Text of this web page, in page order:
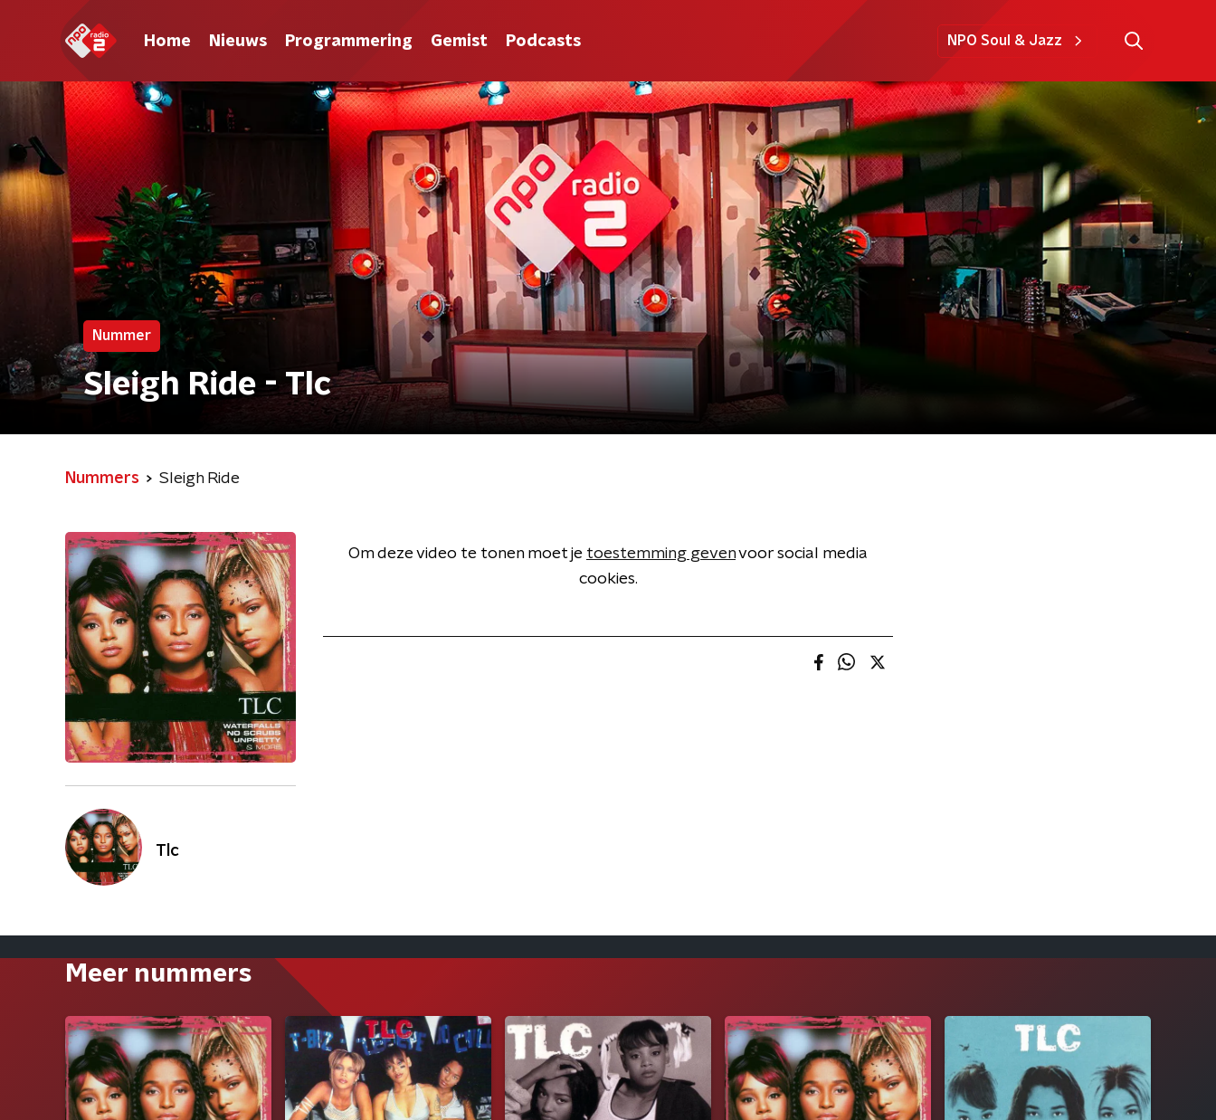
Home Nieuws Programmering Gemist Podcasts NPO Soul & Jazz
Nummer
Sleigh Ride - Tlc
Nummers Sleigh Ride
Tlc
Om deze video te tonen moet je toestemming gevenvoor social media
cookies.
Meer nummers